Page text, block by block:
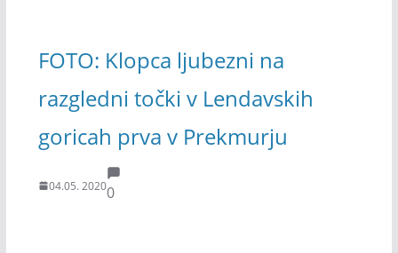
FOTO: Klopca ljubezni na
razgledni točki v Lendavskih
goricah prva v Prekmurju
04.05. 20200